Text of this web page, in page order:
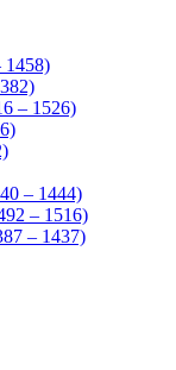
1458)
– 1526)
– 1444)
– 1516)
– 1437)